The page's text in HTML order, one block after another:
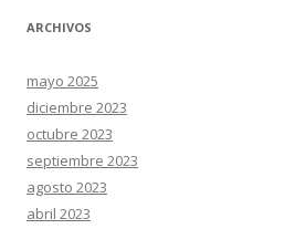
ARCHIVOS
mayo 2025
diciembre 2023
octubre 2023
septiembre 2023
agosto 2023
abril 2023